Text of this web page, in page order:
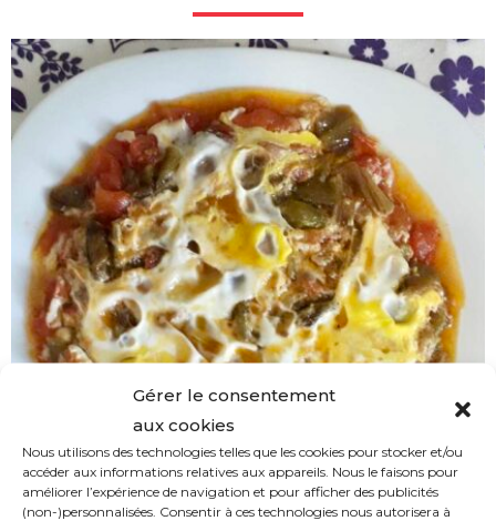
Gérer le consentement
aux cookies
Nous utilisons des technologies telles que les cookies pour stocker et/ou
accéder aux informations relatives aux appareils. Nous le faisons pour
améliorer l’expérience de navigation et pour afficher des publicités
(non-)personnalisées. Consentir à ces technologies nous autorisera à